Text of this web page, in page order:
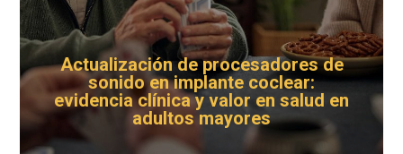
Actualización de procesadores de
sonido en implante coclear:
evidencia clínica y valor en salud en
adultos mayores